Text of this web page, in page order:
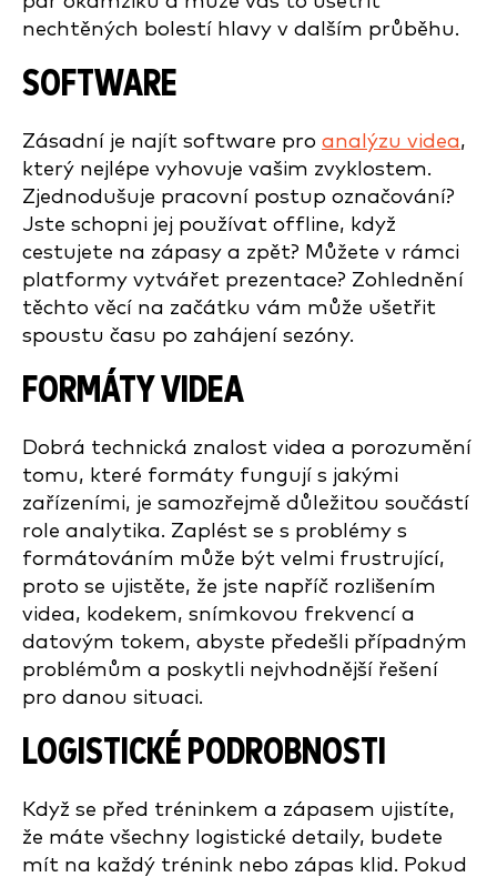
nechtěných bolestí hlavy v dalším průběhu.
SOFTWARE
Zásadní je najít software pro analýzu videa,
který nejlépe vyhovuje vašim zvyklostem.
Zjednodušuje pracovní postup označování?
Jste schopni jej používat offline, když
cestujete na zápasy a zpět? Můžete v rámci
platformy vytvářet prezentace? Zohlednění
těchto věcí na začátku vám může ušetřit
spoustu času po zahájení sezóny.
FORMÁTY VIDEA
Dobrá technická znalost videa a porozumění
tomu, které formáty fungují s jakými
zařízeními, je samozřejmě důležitou součástí
role analytika. Zaplést se s problémy s
formátováním může být velmi frustrující,
proto se ujistěte, že jste napříč rozlišením
videa, kodekem, snímkovou frekvencí a
datovým tokem, abyste předešli případným
problémům a poskytli nejvhodnější řešení
pro danou situaci.
LOGISTICKÉ PODROBNOSTI
Když se před tréninkem a zápasem ujistíte,
že máte všechny logistické detaily, budete
mít na každý trénink nebo zápas klid. Pokud